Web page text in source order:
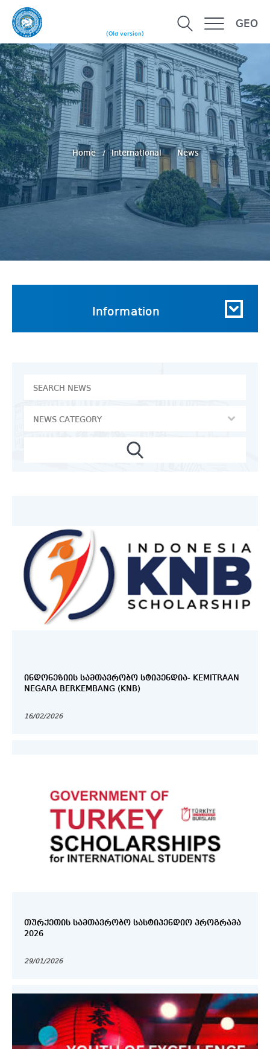
(Old version)
GEO
Home International News
Information
ᲘᲜᲓᲝᲜᲔᲖᲘᲘᲡ ᲡᲐᲛᲗᲐᲕᲠᲝᲑᲝ ᲡᲢᲘᲞᲔᲜᲓᲘᲐ- KEMITRAAN
NEGARA BERKEMBANG (KNB)
16/02/2026
ᲗᲣᲠᲥᲔᲗᲘᲡ ᲡᲐᲛᲗᲐᲕᲠᲝᲑᲝ ᲡᲐᲡᲢᲘᲞᲔᲜᲓᲘᲝ ᲞᲠᲝᲒᲠᲐᲛᲐ
2026
29/01/2026